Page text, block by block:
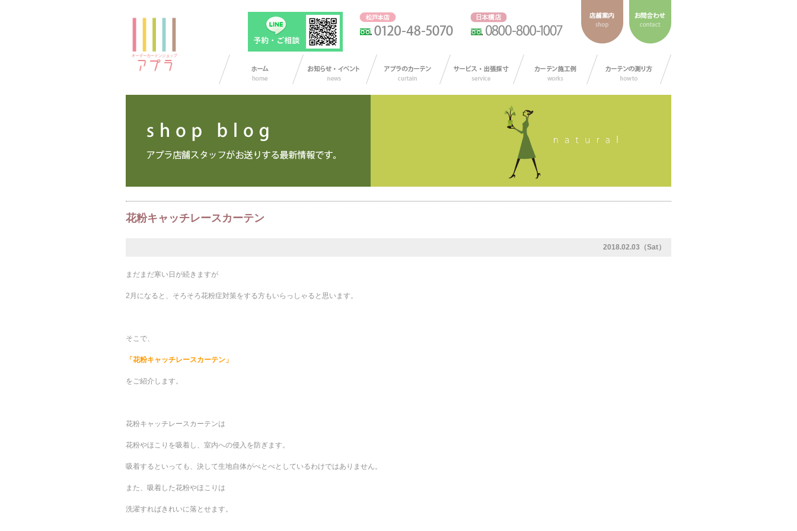
花粉キャッチレースカーテン
2018.02.03（Sat）
まだまだ寒い日が続きますが
2月になると、そろそろ花粉症対策をする方もいらっしゃると思います。
そこで、
「花粉キャッチレースカーテン」
をご紹介します。
花粉キャッチレースカーテンは
花粉やほこりを吸着し、室内への侵入を防ぎます。
吸着するといっても、決して生地自体がべとべとしているわけではありません。
また、吸着した花粉やほこりは
洗濯すればきれいに落とせます。